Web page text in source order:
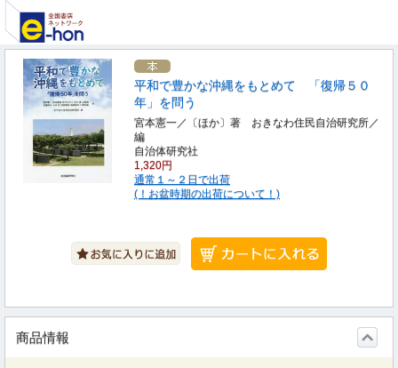
平和で豊かな沖縄をもとめて 「復帰５０
年」を問う
宮本憲一／〔ほか〕著 おきなわ住民自治研究所／
編
自治体研究社
1,320円
通常１～２日で出荷
(！お盆時期の出荷について！)
商品情報